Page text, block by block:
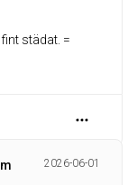
städat. =
2026-06-01